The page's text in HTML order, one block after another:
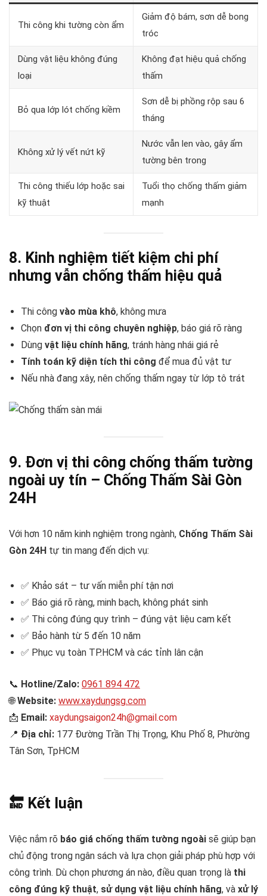
Thi công khi tường còn ẩm
Giảm độ bám, sơn dễ bong
tróc
Dùng vật liệu không đúng
loại
Không đạt hiệu quả chống
thấm
Bỏ qua lớp lót chống kiềm
Sơn dễ bị phồng rộp sau 6
tháng
Không xử lý vết nứt kỹ
Nước vẫn len vào, gây ẩm
tường bên trong
Thi công thiếu lớp hoặc sai
kỹ thuật
Tuổi thọ chống thấm giảm
mạnh
8. Kinh nghiệm tiết kiệm chi phí
nhưng vẫn chống thấm hiệu quả
Thi công vào mùa khô, không mưa
Chọn đơn vị thi công chuyên nghiệp, báo giá rõ ràng
Dùng vật liệu chính hãng, tránh hàng nhái giá rẻ
Tính toán kỹ diện tích thi công để mua đủ vật tư
Nếu nhà đang xây, nên chống thấm ngay từ lớp tô trát
9. Đơn vị thi công chống thấm tường
ngoài uy tín – Chống Thấm Sài Gòn
24H
Với hơn 10 năm kinh nghiệm trong ngành, Chống Thấm Sài
Gòn 24H tự tin mang đến dịch vụ:
✅ Khảo sát – tư vấn miễn phí tận nơi
✅ Báo giá rõ ràng, minh bạch, không phát sinh
✅ Thi công đúng quy trình – đúng vật liệu cam kết
✅ Bảo hành từ 5 đến 10 năm
✅ Phục vụ toàn TP.HCM và các tỉnh lân cận
📞 Hotline/Zalo: 0961 894 472
🌐Website: www.xaydungsg.com
📩 Email: xaydungsaigon24h@gmail.com
📍 Địa chỉ: 177 Đường Trần Thị Trọng, Khu Phố 8, Phường
Tân Sơn, TpHCM
🔚 Kết luận
Việc nắm rõ báo giá chống thấm tường ngoài sẽ giúp bạn
chủ động trong ngân sách và lựa chọn giải pháp phù hợp với
công trình. Dù chọn phương án nào, điều quan trọng là thi
công đúng kỹ thuật, sử dụng vật liệu chính hãng, và xử lý